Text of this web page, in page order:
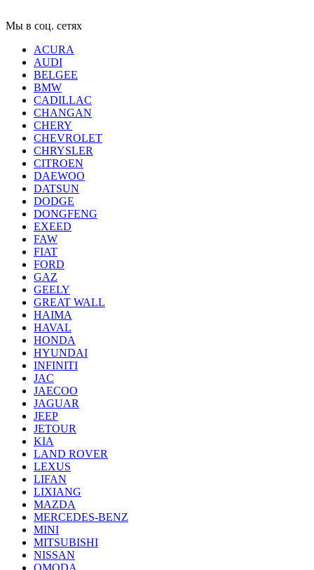
Мы в соц. сетях
ACURA
AUDI
BELGEE
BMW
CADILLAC
CHANGAN
CHERY
CHEVROLET
CHRYSLER
CITROEN
DAEWOO
DATSUN
DODGE
DONGFENG
EXEED
FAW
FIAT
FORD
GAZ
GEELY
GREAT WALL
HAIMA
HAVAL
HONDA
HYUNDAI
INFINITI
JAC
JAECOO
JAGUAR
JEEP
JETOUR
KIA
LAND ROVER
LEXUS
LIFAN
LIXIANG
MAZDA
MERCEDES-BENZ
MINI
MITSUBISHI
NISSAN
OMODA